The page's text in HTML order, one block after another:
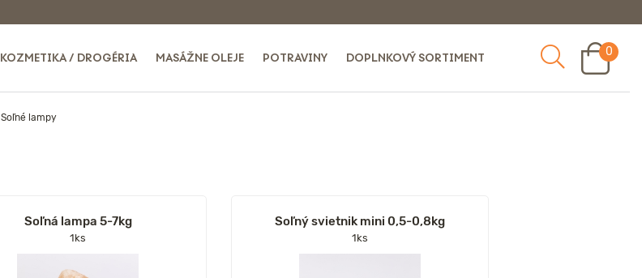
KOZMETIKA / DROGÉRIA MASÁŽNE OLEJE POTRAVINY DOPLNKOVÝ SORTIMENT 0
Soľné lampy
Soľná lampa 5-7kg
1ks
Soľný svietnik mini 0,5-0,8kg
1ks